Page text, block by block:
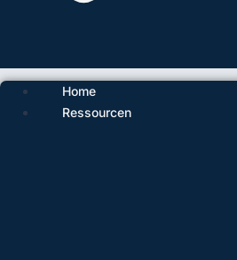
Home
Ressourcen